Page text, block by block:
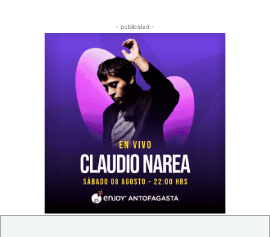
- publicidad -